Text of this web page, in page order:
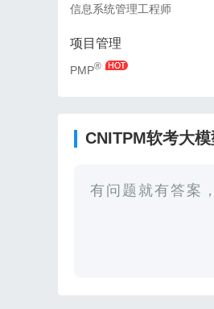
信息系统管理工程师
项目管理
PMP®
CNITPM软考大模